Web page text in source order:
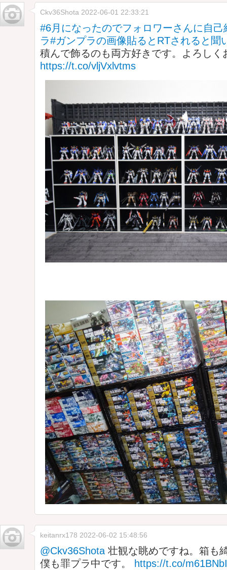
Ckv36Shota 2022-06-01 22:33:21
#6月になったのでフォロワーさんに自己
ラ#ガンプラの画像貼るとRTされると聞
積んで飾るのも両方好きです。よろしく
https://t.co/vljVxlvtms
keitanrx178 2022-06-02 15:48:56
@Ckv36Shota 壮観な眺めですね。箱も
僕も罪プラ中です。
https://t.co/